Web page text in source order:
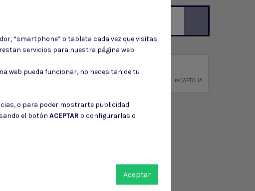
información de contacto en el aviso legal.
de su entidad.
“smartphone” o tableta cada vez que visitas
servicios para nuestra página web.
web pueda funcionar, no necesitan de tu
o para poder mostrarte publicidad
el botón ACEPTAR o configurarlas o
Aceptar